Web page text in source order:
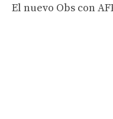
El nuevo Obs con